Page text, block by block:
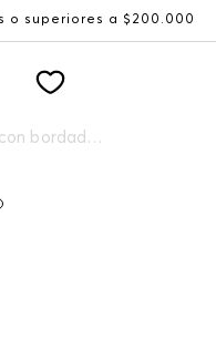
o superiores a $200.000
Polo con bordado para girl